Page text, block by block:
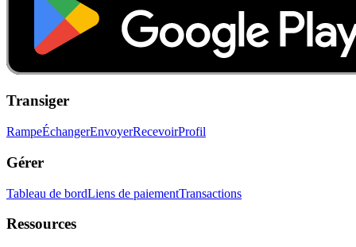
Transiger
RampeÉchangerEnvoyerRecevoirProfil
Gérer
Tableau de bordLiens de paiementTransactions
Ressources